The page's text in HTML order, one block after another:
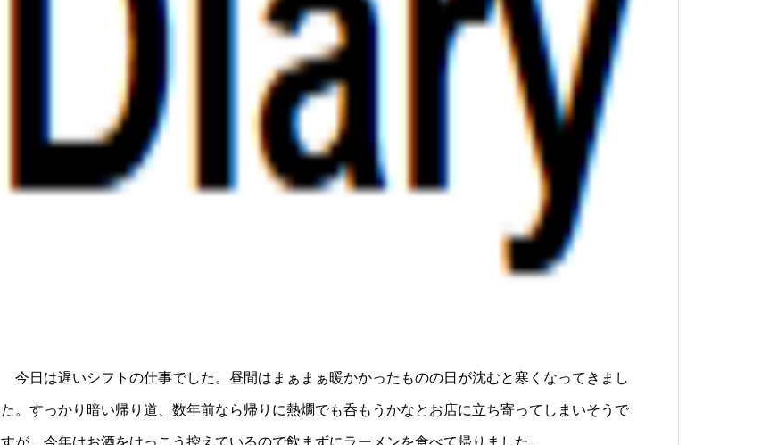
今日は遅いシフトの仕事でした。昼間はまぁまぁ暖かかったものの日が沈むと寒くなってきまし
た。すっかり暗い帰り道、数年前なら帰りに熱燗でも呑もうかなとお店に立ち寄ってしまいそうで
すが、今年はお酒をけっこう控えているので飲まずにラーメンを食べて帰りました。